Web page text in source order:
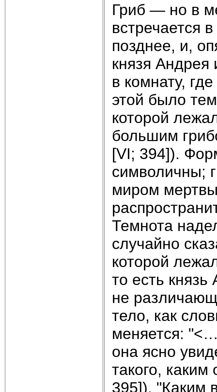
Гриб — но в
встречается
позднее, и,
князя
в комнату,
этой было
которой
большим
[VI; 394]).
символичны;
миром
Темнота
случайно
которой
то есть
не
тело, как
меняется:
она ясно
такого,
395]). "Каким